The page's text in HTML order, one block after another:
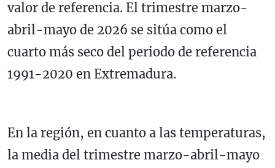
valor de referencia. El trimestre marzo-
abril-mayo de 2026 se sitúa como el
cuarto más seco del periodo de referencia
1991-2020 en Extremadura.
En la región, en cuanto a las temperaturas,
la media del trimestre marzo-abril-mayo